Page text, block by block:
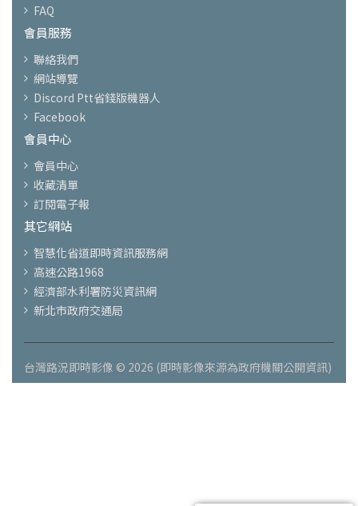
FAQ
會員服務
聯絡我們
網站導覽
Discord Ptt省錢版機器人
Facebook
會員中心
會員中心
收藏清單
訂閱電子報
其它網站
智慧化省道即時資訊服務網
高速公路1968
經濟部水利署防災資訊網
新北市政府交通局
台灣路況即時影像 © 2026 (即時影像來源為政府機關公開資訊)